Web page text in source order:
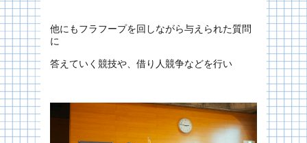
他にもフラフープを回しながら与えられた質問
に
答えていく競技や、借り人競争などを行い